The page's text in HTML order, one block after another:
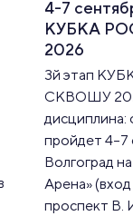
4-7
КУБКА
2026
3й этап
СКВОШУ
дисциплина:
пройдет 4–7
Волгоград
Арена»
проспект В.